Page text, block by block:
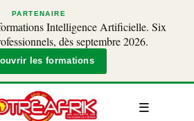
PARTENAIRE
Intelligence Artificielle. Six
dès septembre 2026.
les formations